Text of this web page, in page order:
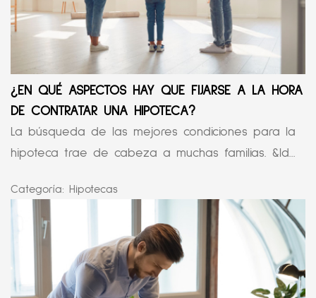
¿EN QUÉ ASPECTOS HAY QUE FIJARSE A LA HORA
DE CONTRATAR UNA HIPOTECA?
La búsqueda de las mejores condiciones para la
hipoteca trae de cabeza a muchas familias. &ld...
Categoría: Hipotecas